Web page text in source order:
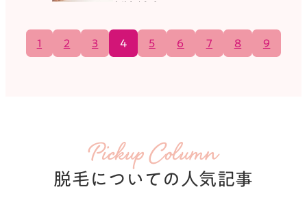
ありませ […]
1 2 3 4 5 6 7 8 9
Pickup Column
脱毛についての人気記事